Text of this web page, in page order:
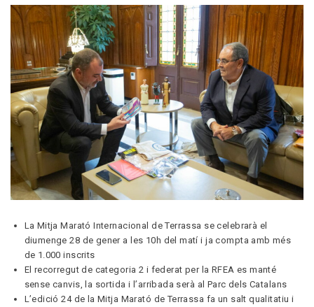
La Mitja Marató Internacional de Terrassa se celebrarà el
diumenge 28 de gener a les 10h del matí i ja compta amb més
de 1.000 inscrits
El recorregut de categoria 2 i federat per la RFEA es manté
sense canvis, la sortida i l’arribada serà al Parc dels Catalans
L’edició 24 de la Mitja Marató de Terrassa fa un salt qualitatiu i